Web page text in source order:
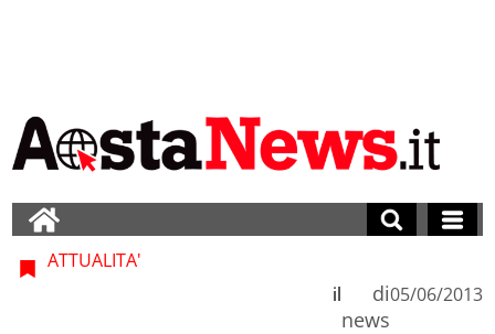
ATTUALITA'
di
news
il 05/06/2013